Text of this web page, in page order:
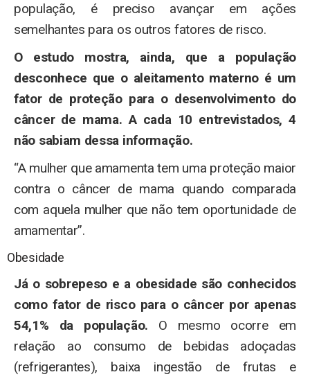
população, é preciso avançar em ações
semelhantes para os outros fatores de risco.
O estudo mostra, ainda, que a população
desconhece que o aleitamento materno é um
fator de proteção para o desenvolvimento do
câncer de mama. A cada 10 entrevistados, 4
não sabiam dessa informação.
“A mulher que amamenta tem uma proteção maior
contra o câncer de mama quando comparada
com aquela mulher que não tem oportunidade de
amamentar”.
Obesidade
Já o sobrepeso e a obesidade são conhecidos
como fator de risco para o câncer por apenas
54,1% da população. O mesmo ocorre em
relação ao consumo de bebidas adoçadas
(refrigerantes), baixa ingestão de frutas e